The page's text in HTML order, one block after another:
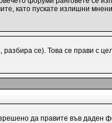
като пускате излишни
се). Това се прави с
да правите във даден